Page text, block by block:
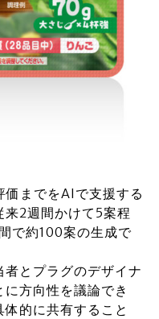
までをAIで支援する
来2週間かけて5案程
で約100案の生成で
とプラグのデザイナ
方向性を議論でき
的に共有すること